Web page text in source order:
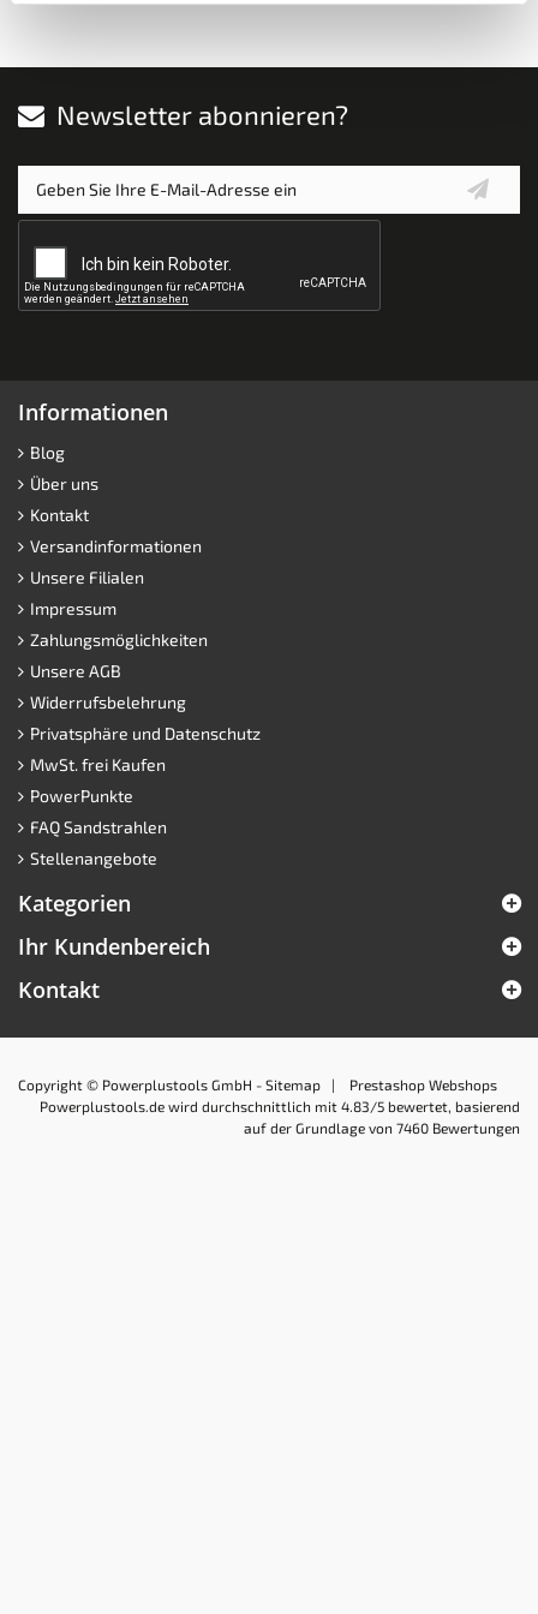
Newsletter abonnieren?
Informationen
Blog
Über uns
Kontakt
Versandinformationen
Unsere Filialen
Impressum
Zahlungsmöglichkeiten
Unsere AGB
Widerrufsbelehrung
Privatsphäre und Datenschutz
MwSt. frei Kaufen
PowerPunkte
FAQ Sandstrahlen
Stellenangebote
Kategorien
Ihr Kundenbereich
Kontakt
Copyright © Powerplustools GmbH - Sitemap | Prestashop Webshops
Powerplustools.de wird durchschnittlich mit 4.83 /5 bewertet, basierend
auf der Grundlage von 7460 Bewertungen